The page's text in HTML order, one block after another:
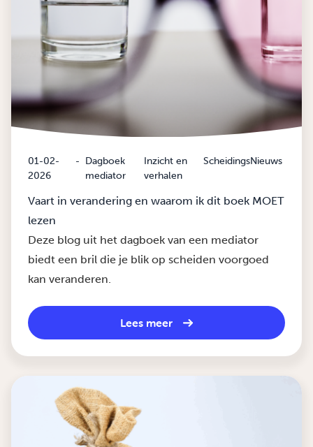
01-02-
2026
- Dagboek
mediator
Inzicht en
verhalen
ScheidingsNieuws
Vaart in verandering en waarom ik dit boek MOET
lezen
Deze blog uit het dagboek van een mediator
biedt een bril die je blik op scheiden voorgoed
kan veranderen.
Lees meer